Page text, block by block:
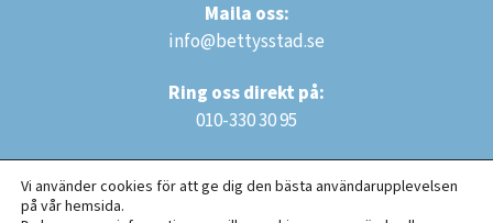
Maila oss:
info@bettysstad.se
Ring oss direkt på:
010-330 30 95
Vi använder cookies för att ge dig den bästa användarupplevelsen
på vår hemsida.